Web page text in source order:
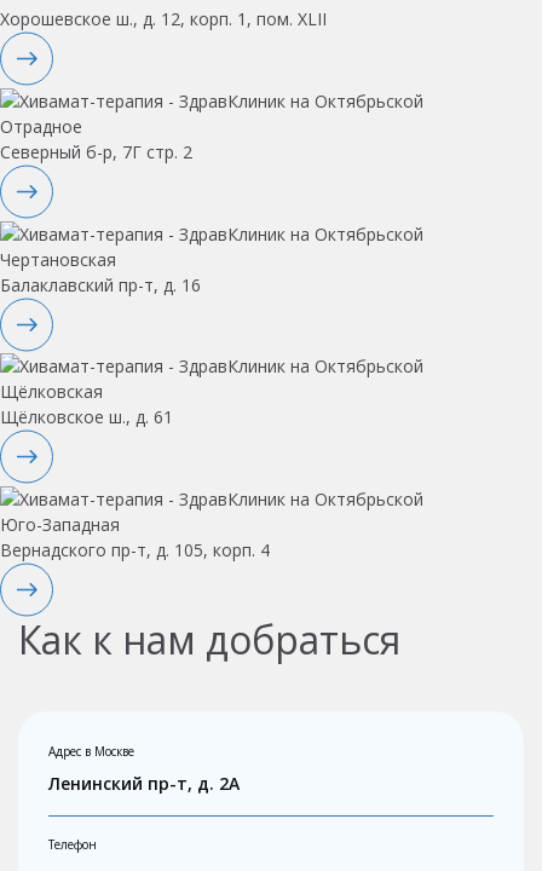
Хорошевское ш., д. 12, корп. 1, пом. XLII
Отрадное
Северный б-р, 7Г стр. 2
Чертановская
Балаклавский пр-т, д. 16
Щёлковская
Щёлковское ш., д. 61
Юго-Западная
Вернадского пр-т, д. 105, корп. 4
Как к нам добраться
Адрес в Москве
Ленинский пр-т, д. 2А
Телефон